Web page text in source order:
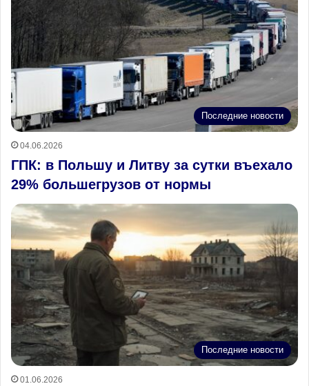
Последние новости
04.06.2026
ГПК: в Польшу и Литву за сутки въехало
29% большегрузов от нормы
Последние новости
01.06.2026